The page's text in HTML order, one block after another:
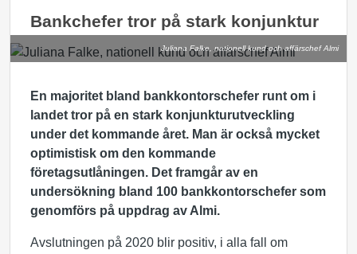
Bankchefer tror på stark konjunktur
Juliana Falke, nationell kund och affärschef Almi
En majoritet bland bankkontorschefer runt om i
landet tror på en stark konjunkturutveckling
under det kommande året. Man är också mycket
optimistisk om den kommande
företagsutlåningen. Det framgår av en
undersökning bland 100 bankkontorschefer som
genomförs på uppdrag av Almi.
Avslutningen på 2020 blir positiv, i alla fall om